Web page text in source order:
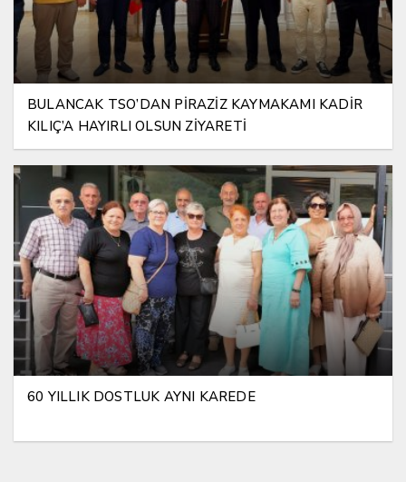
BULANCAK TSO’DAN PİRAZİZ KAYMAKAMI KADİR
KILIÇ’A HAYIRLI OLSUN ZİYARETİ
60 YILLIK DOSTLUK AYNI KAREDE